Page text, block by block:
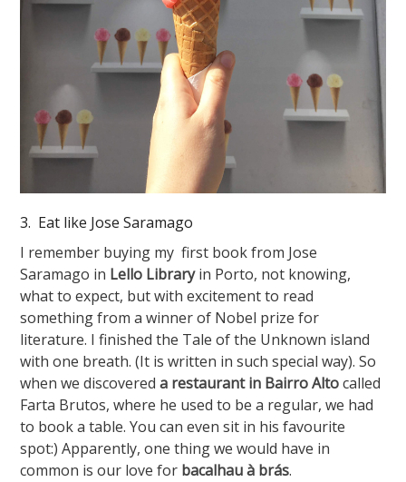
3. Eat like Jose Saramago
I remember buying my first book from Jose
Saramago in Lello Libraryin Porto, not knowing,
what to expect, but with excitement to read
something from a winner of Nobel prize for
literature. I finished the Tale of the Unknown island
with one breath. (It is written in such special way). So
when we discovereda restaurant in Bairro Altocalled
Farta Brutos, where he used to be a regular, we had
to book a table. You can even sit in his favourite
spot:) Apparently, one thing we would have in
common is our love for bacalhau à brás.